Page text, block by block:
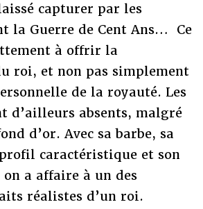
capturer par les
la Guerre de Cent Ans… Ce
à offrir la
roi, et non pas simplement
de la royauté. Les
d’ailleurs absents, malgré
d’or. Avec sa barbe, sa
caractéristique et son
a affaire à un des
réalistes d’un roi.